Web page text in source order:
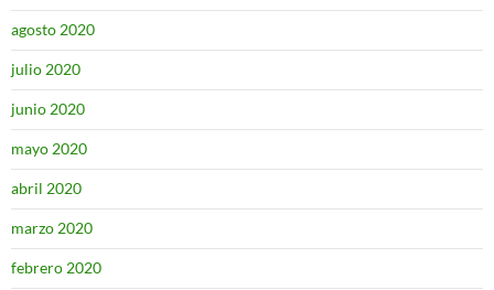
agosto 2020
julio 2020
junio 2020
mayo 2020
abril 2020
marzo 2020
febrero 2020